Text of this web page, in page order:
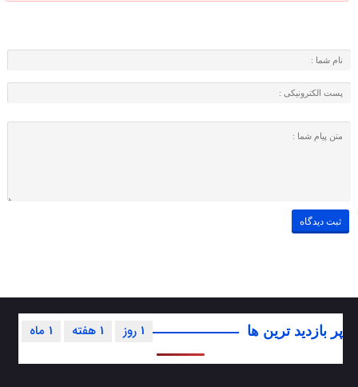
پر بازدید ترین ها 1 ماه 1 هفته 1 روز